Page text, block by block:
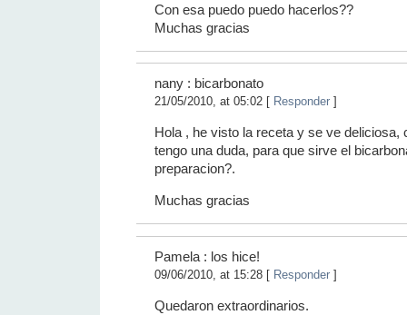
Con esa puedo puedo hacerlos??
Muchas gracias
nany : bicarbonato
21/05/2010, at 05:02 [ Responder ]
Hola , he visto la receta y se ve deliciosa,
tengo una duda, para que sirve el
preparacion?.
Muchas gracias
Pamela : los hice!
09/06/2010, at 15:28 [ Responder ]
Quedaron extraordinarios.